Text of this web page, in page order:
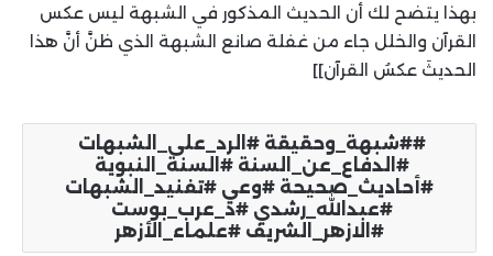
​بهذا يتضح لك أن الحديث المذكور في الشبهة ليس عكس
القرآن والخلل جاء من غفلة صانع الشبهة الذي ظنَّ أنَّ هذا
الحديثَ عكسُ القرآن]]
​#شبهة_وحقيقة ​#الرد_على_الشبهات ​
#الدفاع_عن_السنة ​#السنة_النبوية ​
#أحاديث_صحيحة ​#وعي ​#تفنيد_الشبهات
#عبدالله_رشدي ​#د_عرب_بوست ​
#الازهر_الشريف ​#علماء_الأزهر